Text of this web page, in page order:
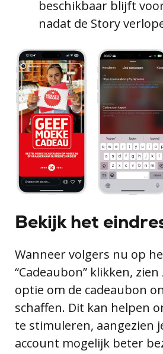
beschikbaar blijft
nadat de Story
Bekijk het
Wanneer volgers nu op
“Cadeaubon” klikken,
optie om de cadeaubon
schaffen. Dit kan helpen
te stimuleren, aangezien
account mogelijk beter